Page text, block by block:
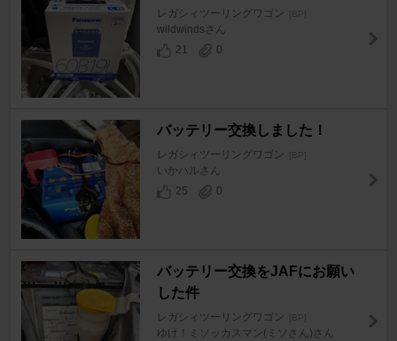
レガシィツーリングワゴン [BP]
wildwindsさん
21
0
バッテリー交換しました！
レガシィツーリングワゴン [BP]
いかハルさん
25
0
バッテリー交換をJAFにお願い
した件
レガシィツーリングワゴン [BP]
ゆけ！ミソッカスマン(ミソさん)さん